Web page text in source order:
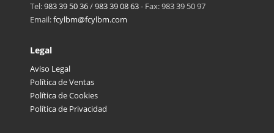
Tel:983 39 50 36/983 39 08 63- Fax: 983 39 50 97
Email:fcylbm@fcylbm.com
Legal
Aviso Legal
Política de Ventas
Política de Cookies
Política de Privacidad